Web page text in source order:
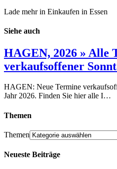
Lade mehr in Einkaufen in Essen
Siehe auch
HAGEN, 2026 » Alle
verkaufsoffener
HAGEN: Neue Termine
Jahr 2026. Finden Sie hier alle I…
Themen
Themen
Neueste Beiträge